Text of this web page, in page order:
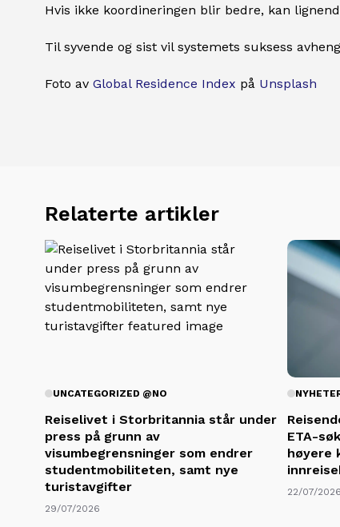
Hvis ikke koordineringen blir bedre, kan
Til syvende og sist vil systemets suksess
Foto av Global Residence Index på Unsplash
Relaterte artikler
UNCATEGORIZED @NO
Reiselivet i Storbritannia står under
press på grunn av
visumbegrensninger som endrer
studentmobiliteten, samt nye
turistavgifter
29/07/2026
ETA-
høyere
22/07/2026